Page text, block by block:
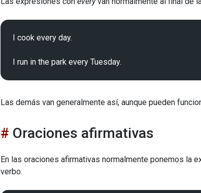
I cook every day.
Las demás van generalmente así, aunque pueden
Oraciones afirmativas
En las oraciones afirmativas normalmente ponemos la
verbo.